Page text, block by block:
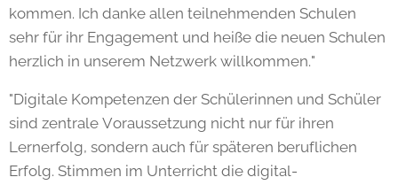
kommen. Ich danke allen teilnehmenden Schulen
sehr für ihr Engagement und heiße die neuen Schulen
herzlich in unserem Netzwerk willkommen."
"Digitale Kompetenzen der Schülerinnen und Schüler
sind zentrale Voraussetzung nicht nur für ihren
Lernerfolg, sondern auch für späteren beruflichen
Erfolg. Stimmen im Unterricht die digital-